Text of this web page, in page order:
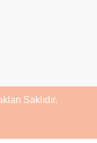
Saklıdır.